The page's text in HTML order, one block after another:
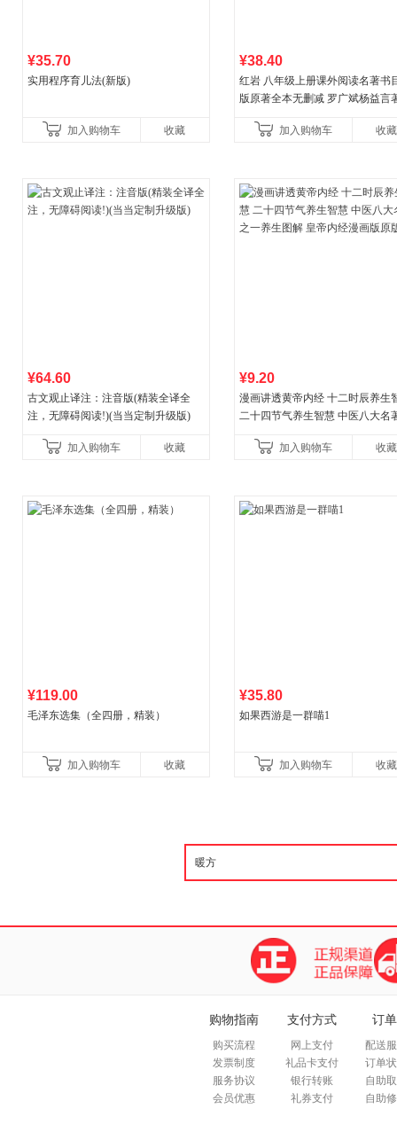
¥35.70
实用程序育儿法(新版)
加入购物车 收藏
¥38.40
红岩 八年级上册课外阅读名著书
版原著全本无删减 罗广斌杨益言
国青年出版社加入购物车 收藏
¥64.60
古文观止译注：注音版(精装全译全
注，无障碍阅读!)(当当定制升级版)
加入购物车 收藏
¥9.20
漫画讲透黄帝内经 十二时辰养生
二十四节气养生智慧 中医八大名
加入购物车
收藏
¥119.00
毛泽东选集（全四册，精装）
加入购物车 收藏
¥35.80
如果西游是一群喵1
加入购物车 收藏
购物指南
购买流程
发票制度
服务协议
会员优惠
支付方式
网上支付
礼品卡支付
银行转账
礼券支付
订
配送
订单
自助
自助